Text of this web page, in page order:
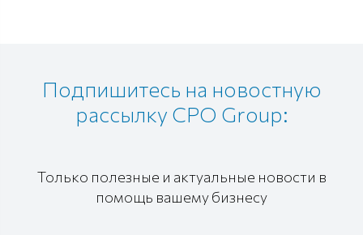
Подпишитесь на новостную
рассылку CPO Group:
Только полезные и актуальные новости в
помощь вашему бизнесу